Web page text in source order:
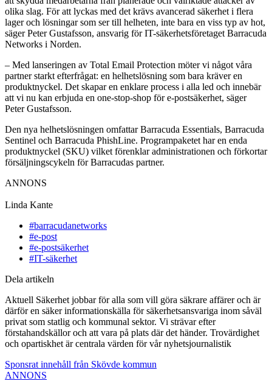
olika slag. För att lyckas med det krävs avancerad säkerhet i flera
lager och lösningar som ser till helheten, inte bara en viss typ av hot,
säger Peter Gustafsson, ansvarig för IT-säkerhetsföretaget Barracuda
Networks i Norden.
– Med lanseringen av Total Email Protection möter vi något våra
partner starkt efterfrågat: en helhetslösning som bara kräver en
produktnyckel. Det skapar en enklare process i alla led och innebär
att vi nu kan erbjuda en one-stop-shop för e-postsäkerhet, säger
Peter Gustafsson.
Den nya helhetslösningen omfattar Barracuda Essentials, Barracuda
Sentinel och Barracuda PhishLine. Programpaketet har en enda
produktnyckel (SKU) vilket förenklar administrationen och förkortar
försäljningscykeln för Barracudas partner.
ANNONS
Linda Kante
#barracudanetworks
#e-post
#e-postsäkerhet
#IT-säkerhet
Dela artikeln
Aktuell Säkerhet jobbar för alla som vill göra säkrare affärer och är
därför en säker informationskälla för säkerhetsansvariga inom såväl
privat som statlig och kommunal sektor. Vi strävar efter
förstahandskällor och att vara på plats där det händer. Trovärdighet
och opartiskhet är centrala värden för vår nyhetsjournalistik
Sponsrat innehåll från Skövde kommun
ANNONS